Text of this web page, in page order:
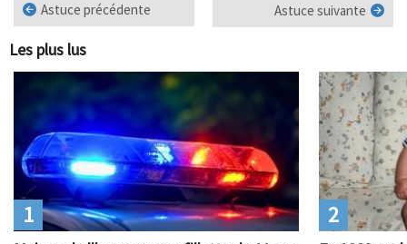
Astuce précédente Astuce suivante
Les plus lus
1 2